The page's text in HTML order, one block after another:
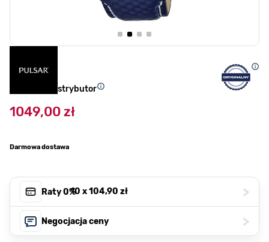
Oficjalny dystrybutor
1049,00 zł
Darmowa dostawa
Raty 0%, 10 x104,90 zł >
Negocjacja ceny >